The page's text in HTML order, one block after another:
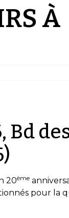
À
Bd
20ème
pour la